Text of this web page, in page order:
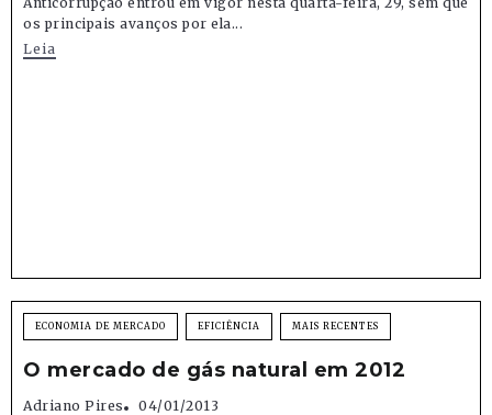
os principais avanços por ela...
Leia
ECONOMIA DE MERCADO EFICIÊNCIA MAIS RECENTES
O mercado de gás natural em 2012
Adriano Pires
04/01/2013